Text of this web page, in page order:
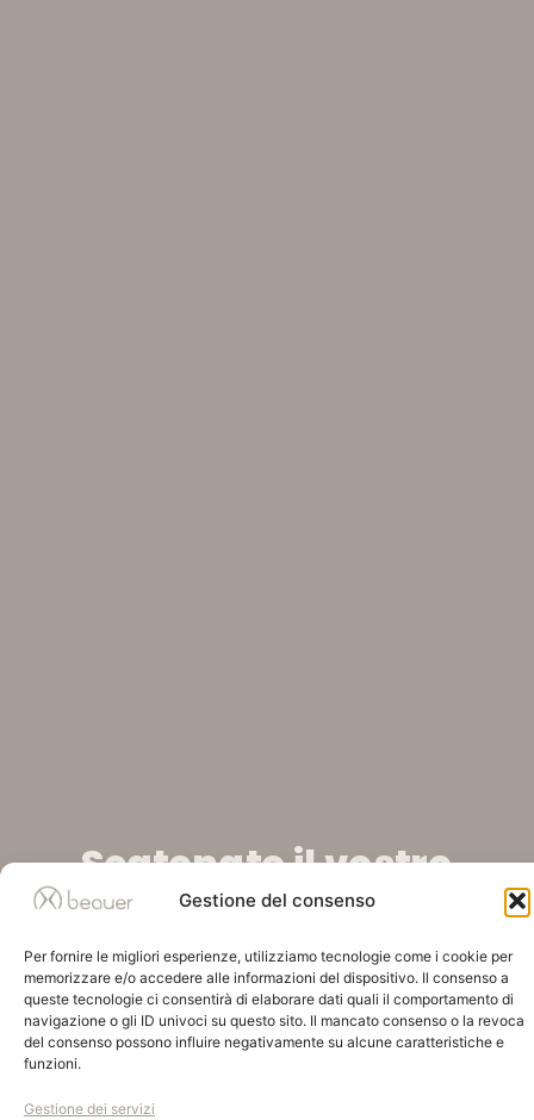
Gestione del consenso
Per fornire le migliori esperienze, utilizziamo tecnologie come i cookie per
memorizzare e/o accedere alle informazioni del dispositivo. Il consenso a
queste tecnologie ci consentirà di elaborare dati quali il comportamento di
navigazione o gli ID univoci su questo sito. Il mancato consenso o la revoca
del consenso possono influire negativamente su alcune caratteristiche e
funzioni.
Gestione dei servizi
Scatenate il vostro
spirito di avventura
con le nostre
roulotte espandibili,
dove ogni viaggio